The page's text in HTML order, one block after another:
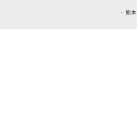
熊本県熊本地方を震源とする地震の影響につきまして